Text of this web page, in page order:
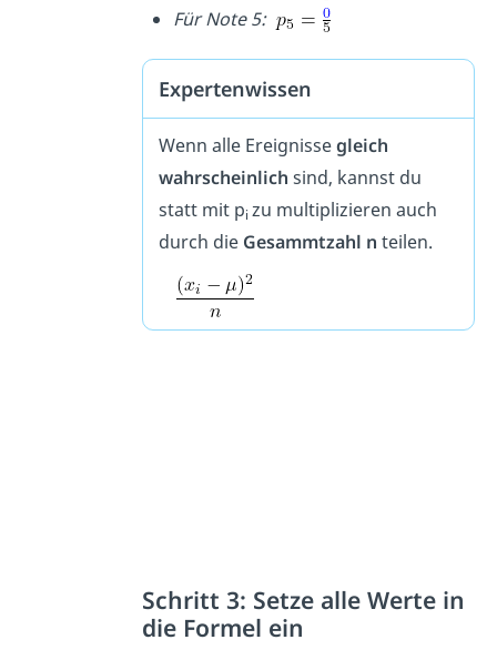
Für Note 5:
Expertenwissen
Wenn alle Ereignissegleich
wahrscheinlich sind, kannst du
statt mit pi zu multiplizieren auch
durch dieGesammtzahl n teilen.
Schritt 3: Setze alle Werte in
die Formel ein